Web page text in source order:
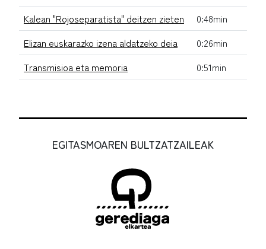
Kalean "Rojoseparatista" deitzen zieten
0:48min
Elizan euskarazko izena aldatzeko deia
0:26min
Transmisioa eta memoria
0:51min
EGITASMOAREN BULTZATZAILEAK